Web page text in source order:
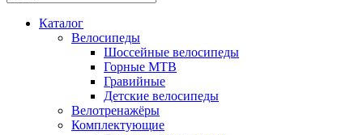
Каталог
Велосипеды
Шоссейные велосипеды
Горные МTB
Гравийные
Детские велосипеды
Велотренажёры
Комплектующие